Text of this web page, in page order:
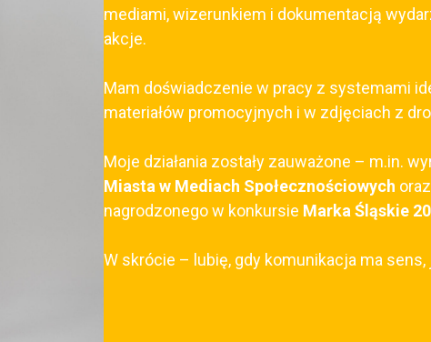
mediami, wizerunkiem i dokumentacją
akcje.
Mam doświadczenie w pracy z systemami
materiałów promocyjnych i w zdjęciach z
Moje działania zostały zauważone – m.in.
Miasta w Mediach Społecznościowych
nagrodzonego w konkursie Marka Śląskie
W skrócie – lubię, gdy komunikacja ma